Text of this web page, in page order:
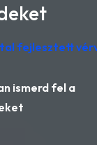
fejlesztett
ismerd fel a